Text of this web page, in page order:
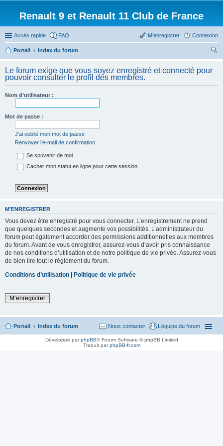
Renault 9 et Renault 11 Club de France
Accès rapide FAQ Connexion
M’enregistrer
Portail
Index du forum
her
ch
Le forum exige que vous soyez enregistré et connecté pour
pouvoir consulter le profil des membres.
Nom d’utilisateur :
Mot de passe :
J’ai oublié mon mot de passe
Renvoyer l’e-mail de confirmation
Se souvenir de moi
Cacher mon statut en ligne pour cette session
M’ENREGISTRER
Vous devez être enregistré pour vous connecter. L’enregistrement ne prend
que quelques secondes et augmente vos possibilités. L’administrateur du
forum peut également accorder des permissions additionnelles aux membres
du forum. Avant de vous enregistrer, assurez-vous d’avoir pris connaissance
de nos conditions d’utilisation et de notre politique de vie privée. Assurez-vous
de bien lire tout le règlement du forum.
Conditions d’utilisation | Politique de vie privée
M’enregistrer
Portail Index du forum L’équipe du forum
Nous contacter
Développé parphpBB® Forum Software © phpBB Limited
Traduit parphpBB-fr.com